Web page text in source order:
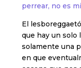
perrear, no es
El
que hay un solo
solamente una
en que